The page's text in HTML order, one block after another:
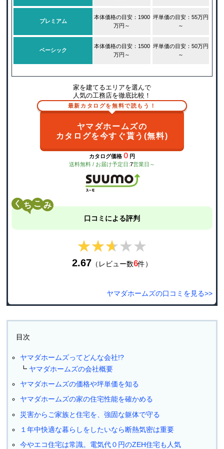
プレミアム
本体価格の目安：1900
万円～
坪単価の目安：55万円
～
ベーシック
本体価格の目安：1500
万円～
坪単価の目安：50万円
～
家を建てるエリアを選んで
人気の工務店を徹底比較！
最新カタログを無料で読もう！
ヤマダホームズの
カタログを今すぐ貰う(無料)
カタログ価格 ０ 円
送料無料 / お届け予定日:7営業日～
く こ
口コミによる評判
★★★★★
★★★★★
2.67 （レビュー数6件）
ヤマダホームズの口コミを見る>>
目次
ヤマダホームズってどんな会社!?
ヤマダホームズの会社概要
ヤマダホームズの価格や坪単価を知る
ヤマダホームズの家の住宅性能を確かめる
災害からご家族と住宅を、強固な躯体で守る
１年中快適な暮らしをしたいなら断熱気密は重要
今やエコ住宅は常識。電気代０円のZEH住宅も人気